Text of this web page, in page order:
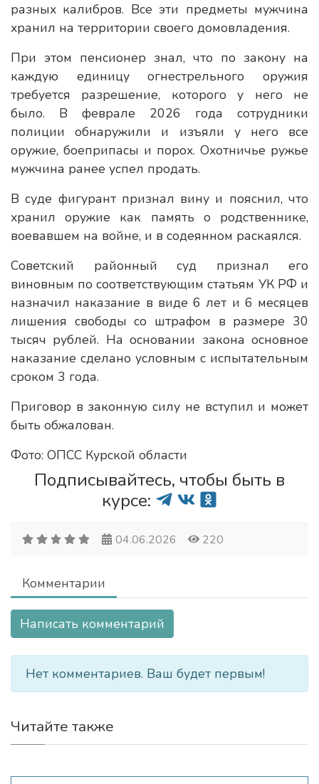
разных калибров. Все эти предметы мужчина
хранил на территории своего домовладения.
При этом пенсионер знал, что по закону на
каждую единицу огнестрельного оружия
требуется разрешение, которого у него не
было. В феврале 2026 года сотрудники
полиции обнаружили и изъяли у него все
оружие, боеприпасы и порох. Охотничье ружье
мужчина ранее успел продать.
В суде фигурант признал вину и пояснил, что
хранил оружие как память о родственнике,
воевавшем на войне, и в содеянном раскаялся.
Советский районный суд признал его
виновным по соответствующим статьям УК РФ и
назначил наказание в виде 6 лет и 6 месяцев
лишения свободы со штрафом в размере 30
тысяч рублей. На основании закона основное
наказание сделано условным с испытательным
сроком 3 года.
Приговор в законную силу не вступил и может
быть обжалован.
Фото: ОПСС Курской области
Подписывайтесь, чтобы быть в
курсе:
04.06.2026 220
Комментарии
Написать комментарий
Нет комментариев. Ваш будет первым!
Читайте также